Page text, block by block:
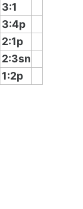
3:1
3:4p
2:1p
2:3sn
1:2p